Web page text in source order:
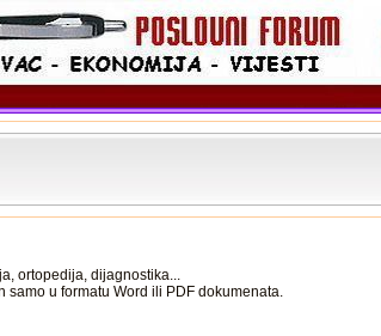
ortopedija, dijagnostika...
u formatu Word ili PDF dokumenata.